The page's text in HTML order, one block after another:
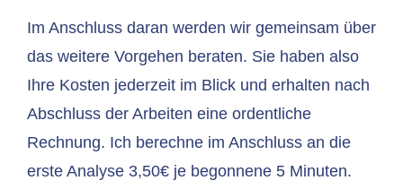
Im Anschluss daran werden wir gemeinsam über
das weitere Vorgehen beraten. Sie haben also
Ihre Kosten jederzeit im Blick und erhalten nach
Abschluss der Arbeiten eine ordentliche
Rechnung. Ich berechne im Anschluss an die
erste Analyse 3,50€ je begonnene 5 Minuten.